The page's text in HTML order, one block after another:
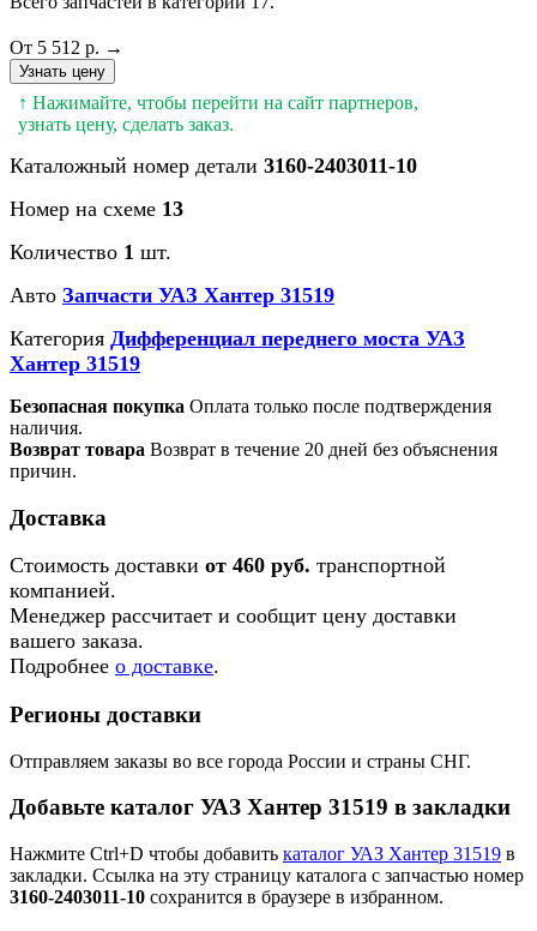
От 5 512 р. →
Узнать цену
↑ Нажимайте, чтобы перейти на сайт партнеров,
узнать цену, сделать заказ.
Каталожный номер детали 3160-2403011-10
Номер на схеме 13
Количество 1 шт.
Авто Запчасти УАЗ Хантер 31519
Категория Дифференциал переднего моста УАЗ
Хантер 31519
Безопасная покупка Оплата только после подтверждения
наличия.
Возврат товара Возврат в течение 20 дней без объяснения
причин.
Доставка
Стоимость доставки от 460 руб. транспортной
компанией.
Менеджер рассчитает и сообщит цену доставки
вашего заказа.
Подробнее о доставке.
Регионы доставки
Отправляем заказы во все города России и страны СНГ.
Добавьте каталог УАЗ Хантер 31519 в закладки
Нажмите Ctrl+D чтобы добавить каталог УАЗ Хантер 31519 в
закладки. Ссылка на эту страницу каталога с запчастью номер
3160-2403011-10 сохранится в браузере в избранном.